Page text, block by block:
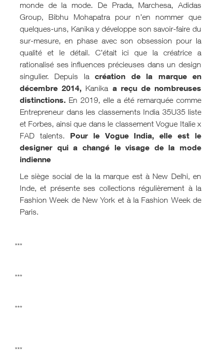
monde de la mode. De Prada, Marchesa, Adidas
Group, Bibhu Mohapatra pour n’en nommer que
quelques-uns, Kanika y développe son savoir-faire du
sur-mesure, en phase avec son obsession pour la
qualité et le détail. C’était ici que la créatrice a
rationalisé ses influences précieuses dans un design
singulier. Depuis lacréation de la marque en
décembre 2014, Kanika a reçu de nombreuses
distinctions. En 2019, elle a été remarquée comme
Entrepreneur dans les classements India 35U35 liste
et Forbes, ainsi que dans le classement Vogue Italie x
FAD talents. Pour le Vogue India, elle est le
designer qui a changé le visage de la mode
indienne
Le siège social de la la marque est à New Delhi, en
Inde, et présente ses collections régulièrement à la
Fashion Week de New York et à la Fashion Week de
Paris.
***
***
***
***